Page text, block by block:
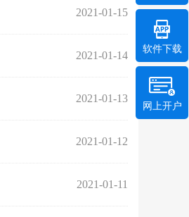
2021-01-15
2021-01-14
2021-01-13
2021-01-12
2021-01-11
软件下载
网上开户